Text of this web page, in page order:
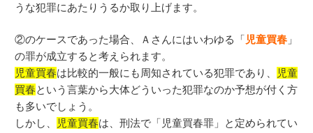
うな犯罪にあたりうるか取り上げます。
②のケースであった場合、Ａさんにはいわゆる「 児童買春 」
の罪が成立すると考えられます。
児童買春は比較的一般にも周知されている犯罪であり、
児童
買春という言葉から大体どういった犯罪なのか予想が付く方
も多いでしょう。
しかし、
児童買春は、刑法で「児童買春罪」と定められてい